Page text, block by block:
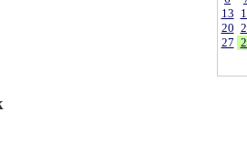
13
20
27